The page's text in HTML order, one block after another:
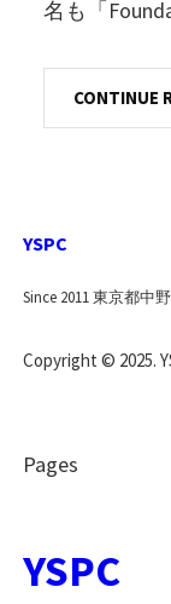
名も「
CONTINUE
YSPC
Since 2011 東京都中
Copyright © 2025.
Pages
YSPC